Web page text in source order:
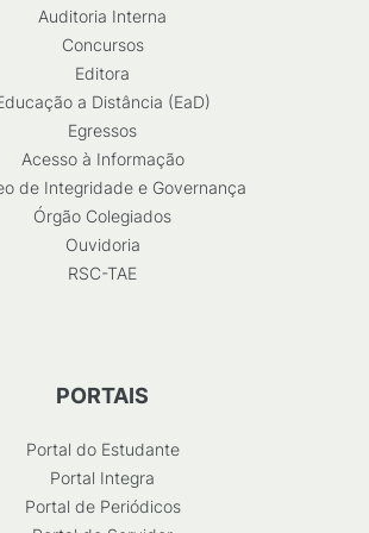
Auditoria Interna
Concursos
Editora
a Distância (EaD)
Egressos
Acesso à Informação
de Integridade e Governança
Órgão Colegiados
Ouvidoria
RSC-TAE
PORTAIS
Portal do Estudante
Portal Integra
Portal de Periódicos